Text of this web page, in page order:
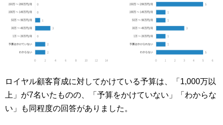
ロイヤル顧客育成に対してかけている予算は、「1,000万以
上」が7名いたものの、「予算をかけていない」「わからな
い」も同程度の回答がありました。